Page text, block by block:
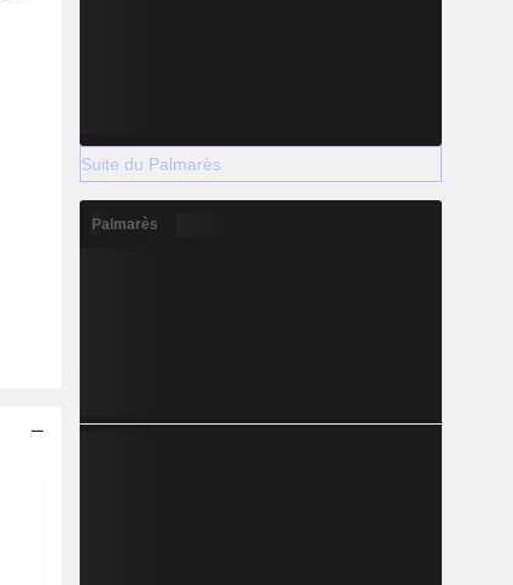
Suite du Palmarès
Palmarès